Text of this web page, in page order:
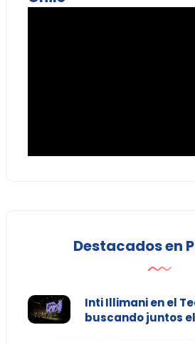
Destacados en
Inti Illimani en el
buscando juntos